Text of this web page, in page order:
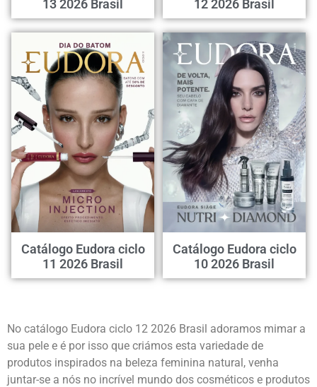
13 2026 Brasil 12 2026 Brasil
Catálogo Eudora ciclo
11 2026 Brasil
Catálogo Eudora ciclo
10 2026 Brasil
No catálogo Eudora ciclo 12 2026 Brasil adoramos mimar a
sua pele e é por isso que criámos esta variedade de
produtos inspirados na beleza feminina natural, venha
juntar-se a nós no incrível mundo dos cosméticos e produtos